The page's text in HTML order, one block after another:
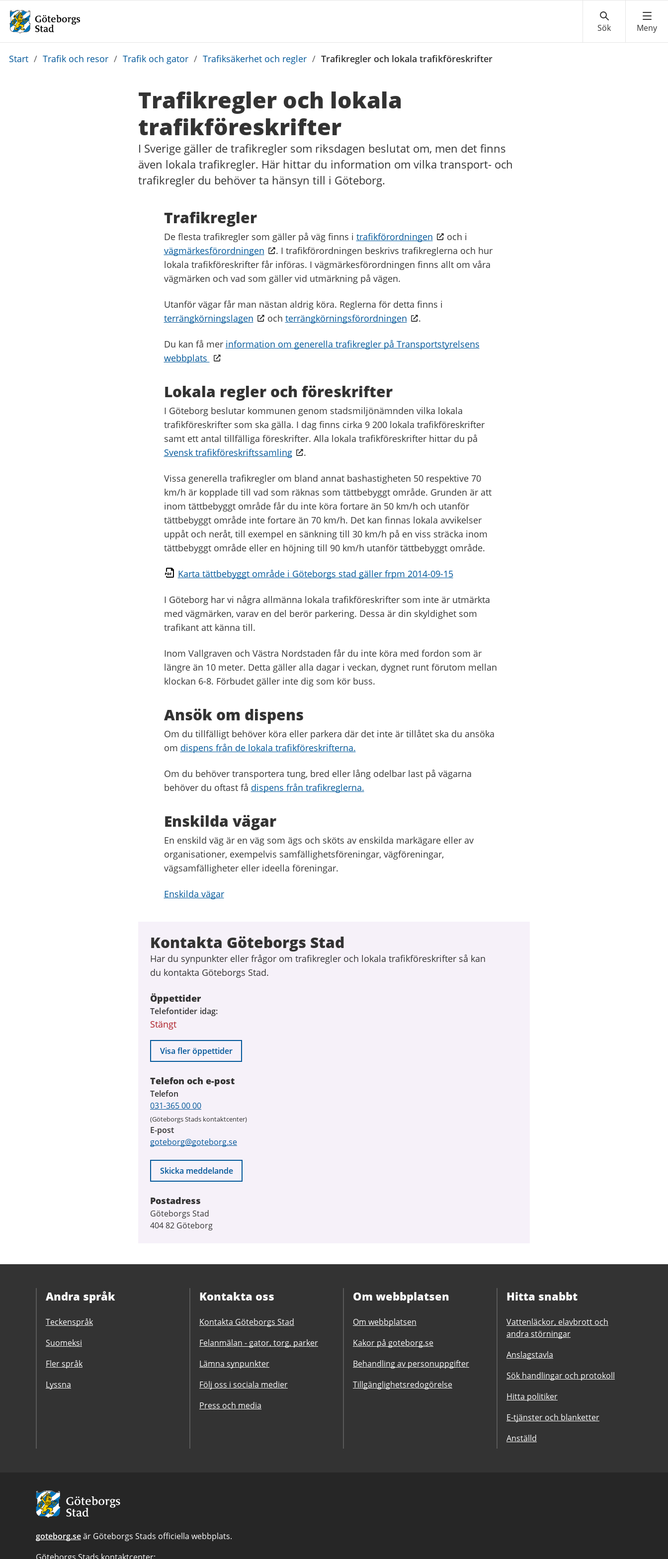
Du
Start / Trafik och resor / Trafik och gator / Trafiksäkerhet och regler / Trafikregler och lokala trafikföreskrifter
Trafikregler och lokala
trafikföreskrifter
I Sverige gäller de trafikregler som riksdagen beslutat om, men det finns
även lokala trafikregler. Här hittar du information om vilka transport- och
trafikregler du behöver ta hänsyn till i Göteborg.
Trafikregler
De flesta trafikregler som gäller på väg finns i trafikförordningen
och i
vägmärkesförordningen
. I trafikförordningen beskrivs trafikreglerna och hur
lokala trafikföreskrifter får införas. I vägmärkesförordningen finns allt om våra
vägmärken och vad som gäller vid utmärkning på vägen.
Utanför vägar får man nästan aldrig köra. Reglerna för detta finns i
terrängkörningslagen
och terrängkörningsförordningen .
Du kan få mer information om generella trafikregler på Transportstyrelsens
webbplats
Lokala regler och föreskrifter
I Göteborg beslutar kommunen genom stadsmiljönämnden vilka lokala
trafikföreskrifter som ska gälla. I dag finns cirka 9 200 lokala trafikföreskrifter
samt ett antal tillfälliga föreskrifter. Alla lokala trafikföreskrifter hittar du på
Svensk trafikföreskriftssamling
.
Vissa generella trafikregler om bland annat bashastigheten 50 respektive 70
km/h är kopplade till vad som räknas som tättbebyggt område. Grunden är att
inom tättbebyggt område får du inte köra fortare än 50 km/h och utanför
tättbebyggt område inte fortare än 70 km/h. Det kan finnas lokala avvikelser
uppåt och neråt, till exempel en sänkning till 30 km/h på en viss sträcka inom
tättbebyggt område eller en höjning till 90 km/h utanför tättbebyggt område.
Karta tättbebyggt område i Göteborgs stad gäller frpm 2014-09-15
I Göteborg har vi några allmänna lokala trafikföreskrifter som inte är utmärkta
med vägmärken, varav en del berör parkering. Dessa är din skyldighet som
trafikant att känna till.
Inom Vallgraven och Västra Nordstaden får du inte köra med fordon som är
längre än 10 meter. Detta gäller alla dagar i veckan, dygnet runt förutom mellan
klockan 6-8. Förbudet gäller inte dig som kör buss.
Ansök om dispens
Om du tillfälligt behöver köra eller parkera där det inte är tillåtet ska du ansöka
om dispens från de lokala trafikföreskrifterna.
Om du behöver transportera tung, bred eller lång odelbar last på vägarna
behöver du oftast få dispens från trafikreglerna.
Enskilda vägar
En enskild väg är en väg som ägs och sköts av enskilda markägare eller av
organisationer, exempelvis samfällighetsföreningar, vägföreningar,
vägsamfälligheter eller ideella föreningar.
Enskilda vägar
Kontakta Göteborgs Stad
Har du synpunkter eller frågor om trafikregler och lokala trafikföreskrifter så kan
du kontakta Göteborgs Stad.
Öppettider
Telefontider idag
Stängt
Visa fler öppettider
Telefon och e-post
Telefon
031-365 00 00
(Göteborgs Stads kontaktcenter)
E-post
goteborg@goteborg.se
Skicka meddelande
Postadress
Göteborgs Stad
404 82 Göteborg
Andra språk
Teckenspråk
Suomeksi
Fler språk
Lyssna
Kontakta oss
Kontakta Göteborgs Stad
Felanmälan - gator, torg, parker
Lämna synpunkter
Följ oss i sociala medier
Press och media
Om webbplatsen
Om webbplatsen
Kakor på goteborg.se
Behandling av personuppgifter
Tillgänglighetsredogörelse
Hitta snabbt
Vattenläckor, elavbrott och
andra störningar
Anslagstavla
Sök handlingar och protokoll
Hitta politiker
E-tjänster och blanketter
Anställd
Avsändare:
Göteborgs
Stad
goteborg.seär Göteborgs Stads officiella webbplats.